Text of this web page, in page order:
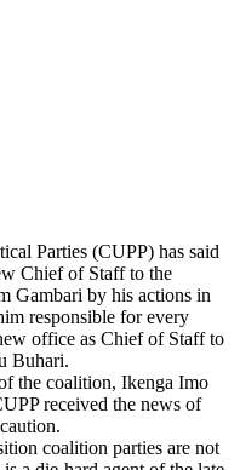
Parties (CUPP) has said
Chief of Staff to the
Gambari by his actions in
responsible for every
office as Chief of Staff to
Buhari.
the coalition, Ikenga Imo
received the news of
coalition parties are not